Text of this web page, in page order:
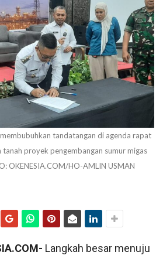
tandatangan di agenda rapat
tanah proyek pengembangan sumur migas
OKENESIA.COM/HO-AMLIN USMAN
Langkah besar menuju